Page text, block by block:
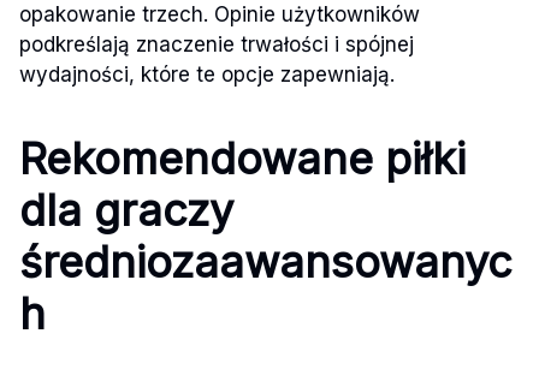
opakowanie trzech. Opinie użytkowników
podkreślają znaczenie trwałości i spójnej
wydajności, które te opcje zapewniają.
Rekomendowane piłki
dla graczy
średniozaawansowanyc
h